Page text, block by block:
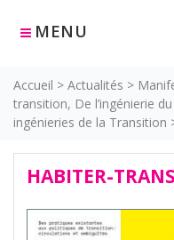
MENU
Accueil > Actualités >
transition, De l’ingénierie
ingénieries de la Transition
HABITER-